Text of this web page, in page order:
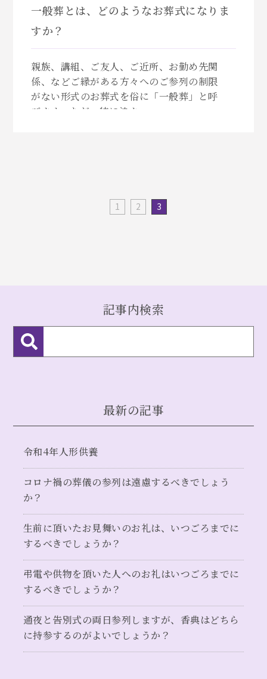
一般葬とは、どのようなお葬式になりま
すか？
親族、講組、ご友人、ご近所、お勤め先関
係、などご縁がある方々へのご参列の制限
がない形式のお葬式を俗に「一般葬」と呼
びます。ただ、特に決ま...
1 2 3
記事内検索
最新の記事
令和4年人形供養
コロナ禍の葬儀の参列は遠慮するべきでしょう
か？
生前に頂いたお見舞いのお礼は、いつごろまでに
するべきでしょうか？
弔電や供物を頂いた人へのお礼はいつごろまでに
するべきでしょうか？
通夜と告別式の両日参列しますが、香典はどちら
に持参するのがよいでしょうか？